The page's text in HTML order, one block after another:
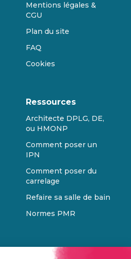
Mentions légales &
CGU
Plan du site
FAQ
Cookies
Ressources
Architecte DPLG, DE,
ou HMONP
Comment poser un
IPN
Comment poser du
carrelage
Refaire sa salle de bain
Normes PMR